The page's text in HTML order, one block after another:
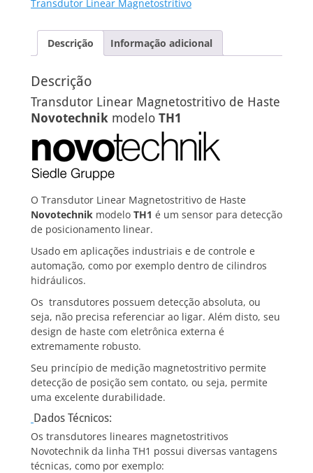
Transdutor Linear Magnetostritivo
Descrição Informação adicional
Descrição
Transdutor Linear Magnetostritivo de Haste
Novotechnik modelo TH1
O Transdutor Linear Magnetostritivo de Haste
Novotechnik modelo TH1 é um sensor para detecção
de posicionamento linear.
Usado em aplicações industriais e de controle e
automação, como por exemplo dentro de cilindros
hidráulicos.
Os transdutores possuem detecção absoluta, ou
seja, não precisa referenciar ao ligar. Além disto, seu
design de haste com eletrônica externa é
extremamente robusto.
Seu princípio de medição magnetostritivo permite
detecção de posição sem contato, ou seja, permite
uma excelente durabilidade.
Dados Técnicos:
Os transdutores lineares magnetostritivos
Novotechnik da linha TH1 possui diversas vantagens
técnicas, como por exemplo: